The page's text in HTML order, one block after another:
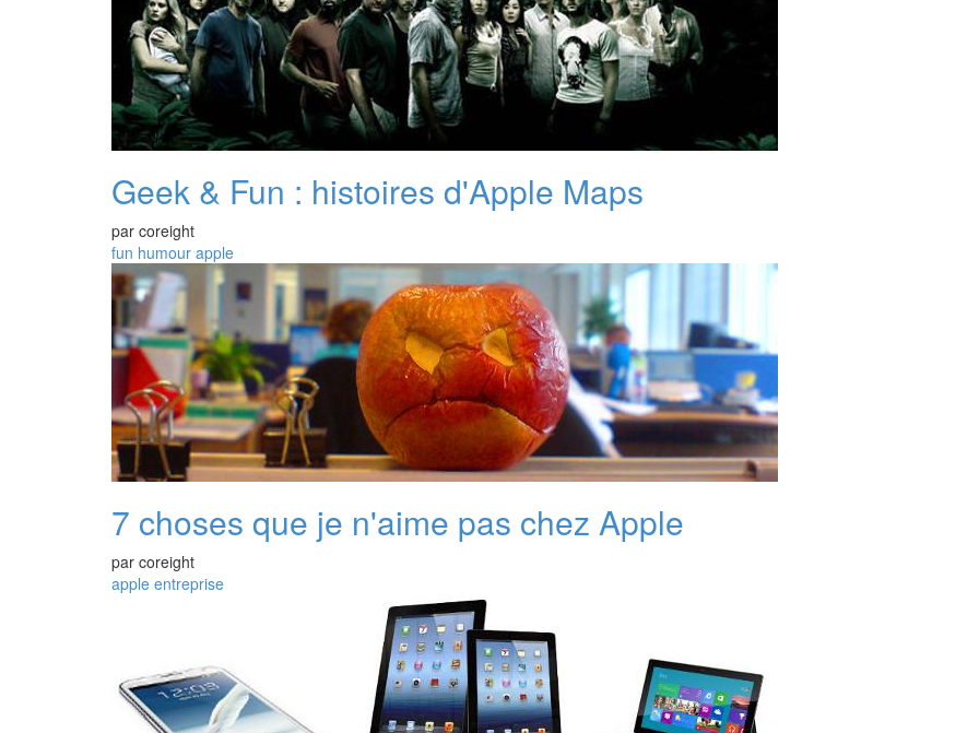
Geek & Fun : histoires d'Apple Maps
par coreight
fun humour apple
7 choses que je n'aime pas chez Apple
par coreight
apple entreprise